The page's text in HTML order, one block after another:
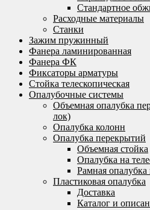
Стандартное
Расходные материалы
Станки
Зажим пружинный
Фанера ламинированная
Фанера ФК
Фиксаторы арматуры
Стойка телескопическая
Опалубочные системы
Объемная опалубка
лок)
Опалубка колонн
Опалубка перекрытий
Объемная стойка
Опалубка на
Рамная
Пластиковая опалубка
Доставка
Каталог и